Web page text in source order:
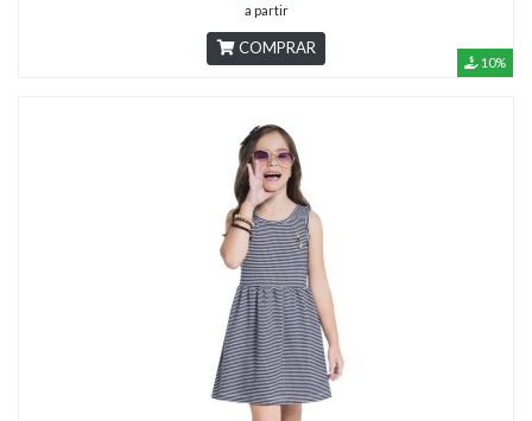
a partir
COMPRAR
10%